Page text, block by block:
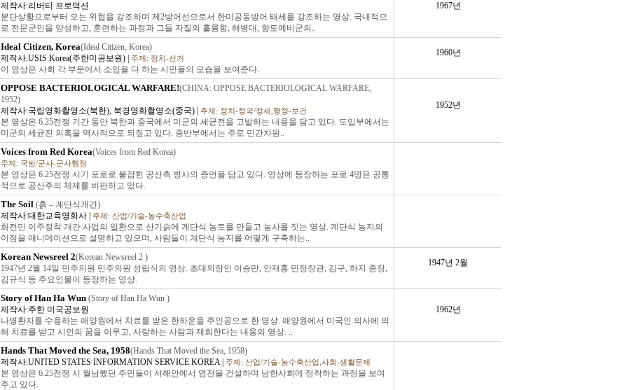
제작사:리버티 프로덕션
분단상황으로부터 오는 위협을 강조하며 제2방어선으로서 한미공동방어 태세를 강조하는 영상. 국내적으
로 전문군인을 양성하고, 훈련하는 과정과 그들 자질의 훌륭함, 해병대, 향토예비군의..
1967년
Ideal Citizen, Korea(Ideal Citizen, Korea)
제작사:USIS Korea(주한미공보원) | 주제: 정치-선거
이 영상은 사회 각 부문에서 소임을 다 하는 시민들의 모습을 보여준다.
1960년
OPPOSE BACTERIOLOGICAL WARFARE!(CHINA: OPPOSE BACTERIOLOGICAL WARFARE,
1952)
제작사:국립영화촬영소(북한), 북경영화촬영소(중국) | 주제: 정치-정국/정세,행정-보건
본 영상은 6.25전쟁 기간 동안 북한과 중국에서 미군의 세균전을 고발하는 내용을 담고 있다. 도입부에서는
미군의 세균전 의혹을 역사적으로 되짚고 있다. 중반부에서는 주로 민간차원..
1952년
Voices from Red Korea(Voices from Red Korea)
주제: 국방/군사-군사행정
본 영상은 6.25전쟁 시기 포로로 붙잡힌 공산측 병사의 증언을 담고 있다. 영상에 등장하는 포로 4명은 공통
적으로 공산주의 체제를 비판하고 있다.
The Soil (흙 – 계단식개간)
제작사:대한교육영화사 | 주제: 산업/기술-농수축산업
화전민 이주정착 개간 사업의 일환으로 산기슭에 계단식 농토를 만들고 농사를 짓는 영상. 계단식 농지의
이점을 애니메이션으로 설명하고 있으며, 사람들이 계단식 농지를 어떻게 구축하는..
Korean Newsreel 2(Korean Newsreel 2 )
1947년 2월 14일 민주의원 민주의원 성립식의 영상. 초대의장인 이승만, 안재홍 민정장관, 김구, 하지 중장,
김규식 등 주요인물이 등장하는 영상.
1947년 2월
Story of Han Ha Wun (Story of Han Ha Wun )
제작사:주한 미국공보원
나병환자를 수용하는 애양원에서 치료를 받은 한하운을 주인공으로 한 영상. 애양원에서 미국인 의사에 의
해 치료를 받고 시인의 꿈을 이루고, 사랑하는 사람과 재회한다는 내용의 영상. ..
1962년
Hands That Moved the Sea, 1958(Hands That Moved the Sea, 1958)
제작사:UNITED STATES INFORMATION SERVICE KOREA | 주제: 산업/기술-농수축산업,사회-생활문제
본 영상은 6.25전쟁 시 월남했던 주민들이 서해안에서 염전을 건설하며 남한사회에 정착하는 과정을 보여
주고 있다.